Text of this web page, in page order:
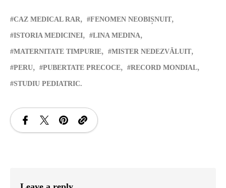
CAZ MEDICAL RAR FENOMEN NEOBIȘNUIT
ISTORIA MEDICINEI LINA MEDINA
MATERNITATE TIMPURIE MISTER NEDEZVĂLUIT
PERU PUBERTATE PRECOCE RECORD MONDIAL
STUDIU PEDIATRIC.